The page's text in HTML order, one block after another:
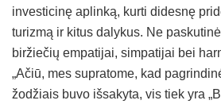
investicinę aplinką, kurti didesnę
turizmą ir kitus dalykus. Ne
biržiečių empatijai, simpatijai bei
„Ačiū, mes supratome, kad
žodžiais buvo išsakyta, vis tiek yra